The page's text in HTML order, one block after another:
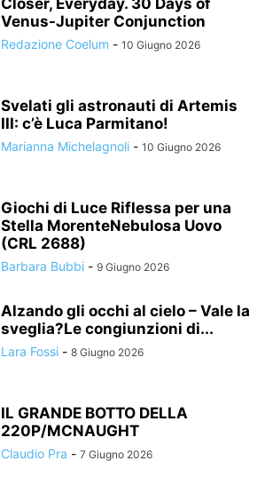
Closer, Everyday. 30 Days of
Venus-Jupiter Conjunction
Redazione Coelum - 10 Giugno 2026
Svelati gli astronauti di Artemis
III: c’è Luca Parmitano!
Marianna Michelagnoli - 10 Giugno 2026
Giochi di Luce Riflessa per una
Stella MorenteNebulosa Uovo
(CRL 2688)
Barbara Bubbi - 9 Giugno 2026
Alzando gli occhi al cielo – Vale la
sveglia?Le congiunzioni di...
Lara Fossi - 8 Giugno 2026
IL GRANDE BOTTO DELLA
220P/MCNAUGHT
Claudio Pra - 7 Giugno 2026